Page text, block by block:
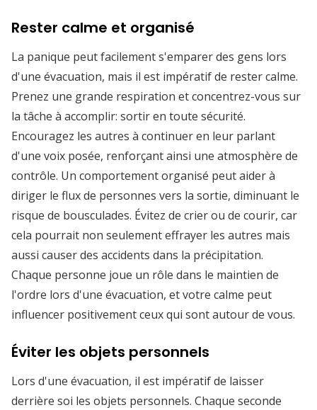
Rester calme et organisé
La panique peut facilement s'emparer des gens lors
d'une évacuation, mais il est impératif de rester calme.
Prenez une grande respiration et concentrez-vous sur
la tâche à accomplir: sortir en toute sécurité.
Encouragez les autres à continuer en leur parlant
d'une voix posée, renforçant ainsi une atmosphère de
contrôle. Un comportement organisé peut aider à
diriger le flux de personnes vers la sortie, diminuant le
risque de bousculades. Évitez de crier ou de courir, car
cela pourrait non seulement effrayer les autres mais
aussi causer des accidents dans la précipitation.
Chaque personne joue un rôle dans le maintien de
l'ordre lors d'une évacuation, et votre calme peut
influencer positivement ceux qui sont autour de vous.
Éviter les objets personnels
Lors d'une évacuation, il est impératif de laisser
derrière soi les objets personnels. Chaque seconde